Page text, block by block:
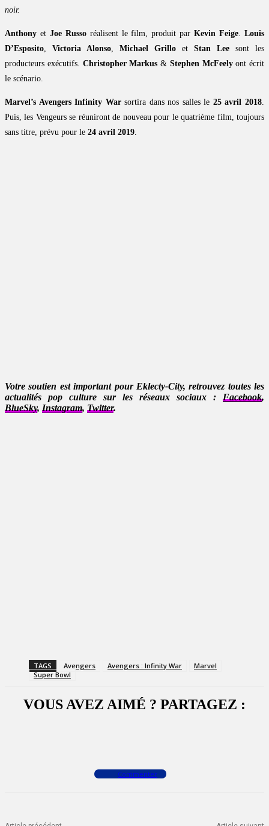
noir.
Anthony et Joe Russoréalisent le film, produit parKevin Feige.Louis
D’Esposito, Victoria Alonso, Michael Grillo et Stan Lee sont les
producteurs exécutifs. Christopher Markus & Stephen McFeelyont écrit
le scénario.
Marvel’s Avengers Infinity Warsortira dans nos salles le 25 avril 2018.
Puis, les Vengeurs se réuniront de nouveau pour le quatrième film, toujours
sans titre, prévu pour le 24 avril 2019.
Votre soutien est important pour Eklecty-City, retrouvez toutes les
actualités pop culture sur les réseaux sociaux : Facebook,
BlueSky, Instagram, Twitter.
TAGS Avengers Avengers : Infinity War
Marvel
Super Bowl
VOUS AVEZ AIMÉ ? PARTAGEZ :
Commenter